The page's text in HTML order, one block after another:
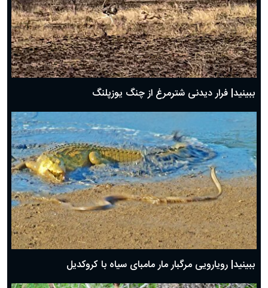
ببینید| فرار دیدنی شترمرغ از چنگ یوزپلنگ
ببینید| رویارویی مرگبار مار مامبای سیاه با کروکدیل